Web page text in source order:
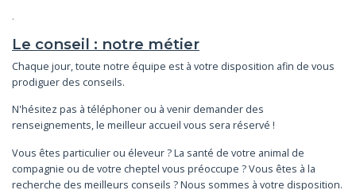
.
Le conseil : notre métier
Chaque jour, toute notre équipe est à votre disposition afin de vous
prodiguer des conseils.
N'hésitez pas à téléphoner ou à venir demander des
renseignements, le meilleur accueil vous sera réservé !
Vous êtes particulier ou éleveur ? La santé de votre animal de
compagnie ou de votre cheptel vous préoccupe ? Vous êtes à la
recherche des meilleurs conseils ? Nous sommes à votre disposition.